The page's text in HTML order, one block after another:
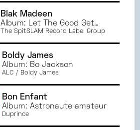
Blak Madeen
Album: Let The Good Get
Even
The SpitSLAM Record Label Group
Boldy James
Album: Bo Jackson
ALC / Boldy James
Bon Enfant
Album: Astronaute amateur
Duprince